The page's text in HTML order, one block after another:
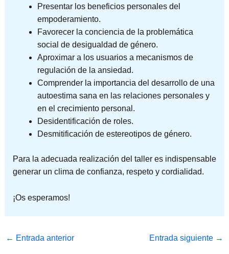
Presentar los beneficios personales del
empoderamiento.
Favorecer la conciencia de la problemática
social de desigualdad de género.
Aproximar a los usuarios a mecanismos de
regulación de la ansiedad.
Comprender la importancia del desarrollo de una
autoestima sana en las relaciones personales y
en el crecimiento personal.
Desidentificación de roles.
Desmitificación de estereotipos de género.
Para la adecuada realización del taller es indispensable
generar un clima de confianza, respeto y cordialidad.
¡Os esperamos!
← Entrada anterior Entrada siguiente →